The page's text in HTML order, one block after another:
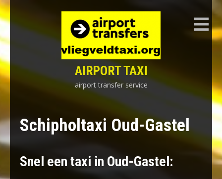
Skip
to
content
AIRPORT TAXI
airport transfer service
Schipholtaxi Oud-Gastel
Snel een taxi in Oud-Gastel: